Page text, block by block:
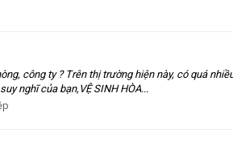
công ty ? Trên thị trường hiện này, có quá
nghĩ của bạn,VỆ SINH HÒA...